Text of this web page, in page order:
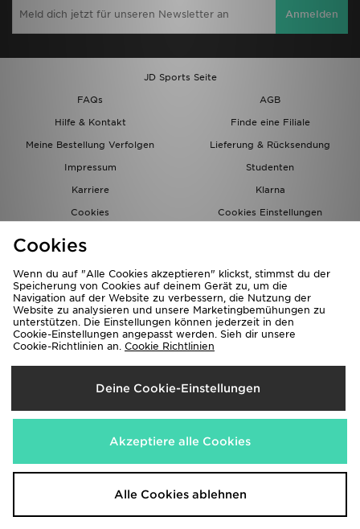
Anmelden
JD Sports Seite
FAQs
AGB
Hilfe & Kontakt
Finde eine Filiale
Meine Bestellung Verfolgen
Lieferung & Rücksendung
Impressum
Studenten
Karriere
Klarna
Cookies
Cookies Einstellungen
Lieferung Nach
Deutschland
Wir akzeptieren folgende Zahlungsmethoden
Corporate Website www.jdplc.com
Cookies
Wenn du auf "Alle Cookies akzeptieren" klickst, stimmst du der
Speicherung von Cookies auf deinem Gerät zu, um die
Navigation auf der Website zu verbessern, die Nutzung der
Website zu analysieren und unsere Marketingbemühungen zu
unterstützen. Die Einstellungen können jederzeit in den
Cookie-Einstellungen angepasst werden. Sieh dir unsere
Cookie-Richtlinien an. Cookie Richtlinien
Deine Cookie-Einstellungen
Akzeptiere alle Cookies
Alle Cookies ablehnen